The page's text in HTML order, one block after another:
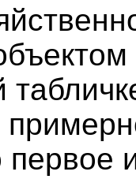
первое